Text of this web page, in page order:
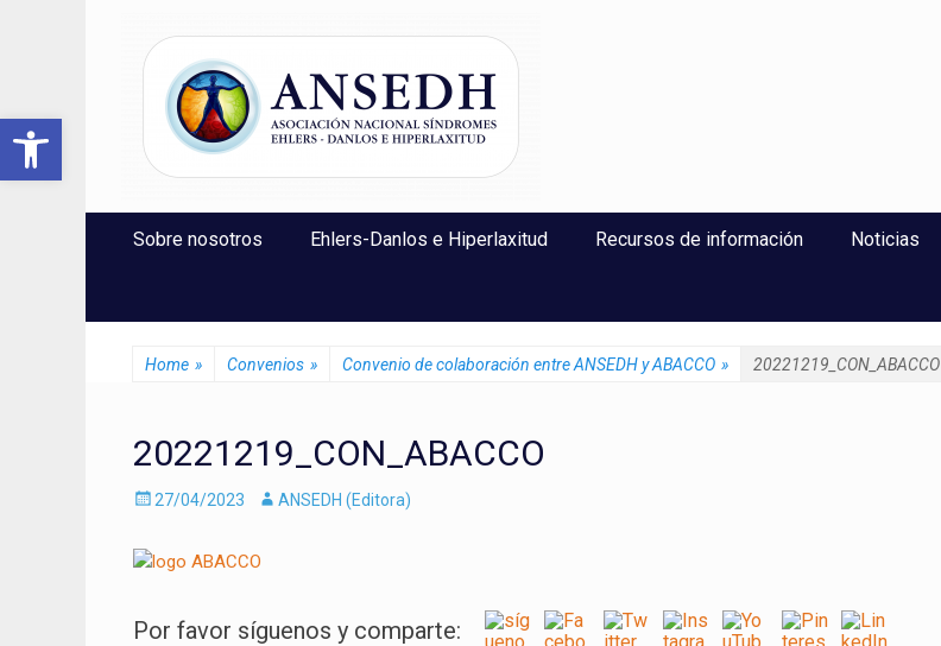
Abrir barra de herramientas
ANSEDH
Menú Principal
Sobre nosotros Ehlers-Danlos e Hiperlaxitud Recursos de información Noticias
Home » Convenios » Convenio de colaboración entre ANSEDH y ABACCO » 20221219_CON_ABACCO
20221219_CON_ABACCO
Enviado
27/04/2023 AutorANSEDH (Editora)
Por favor síguenos y comparte: